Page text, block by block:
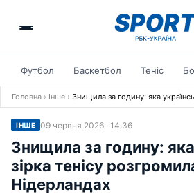
Футбол Баскетбол Теніс
Головна › Інше › Знищила за годину: яка
ІНШЕ 09 червня 2026 · 14:36
Знищила за годину:
зірка тенісу
Нідерландах